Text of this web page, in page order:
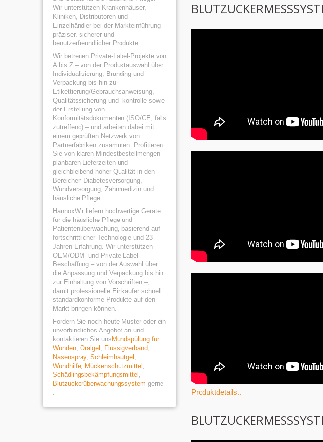
Wir unterstützen Krankenhäuser,
Kliniken, Distributoren und
Einzelhändler bei der Markteinführung
präziser, sicherer und
benutzerfreundlicher Produkte.
Wir betreuen Private-Label-Projekte von
A bis Z – von der Produktauswahl über
Individualisierung, Branding und
Verpackung bis hin zu
Etikettierung/Gebrauchsanweisung,
Qualitätssicherung und -kontrolle sowie
der Erstellung von
Konformitätsdokumenten (ISO/CE, falls
zutreffend) – und arbeiten dabei mit
einem geprüften Netzwerk von
Partnerfabriken zusammen. Profitieren
Sie von klaren Mindestbestellmengen,
planbaren Lieferzeiten und
gleichbleibend hoher Qualität in den
Bereichen Diabetesversorgung,
Wundversorgung, Zahnmedizin und
häusliche Pflege.
HannoxWir liefern hochwertige Geräte
für die häusliche Pflege und
Patientenüberwachung, basierend auf
fortschrittlicher Technologie und 23
Jahren Erfahrung. Wir unterstützen
OEM/ODM- und Private-Label-
Beschaffung – von der Auswahl über
die Anpassung und Verpackung bis hin
zur Einhaltung von Vorschriften –,
damit professionelle Einkäufer schnell
standardkonforme Produkte auf den
Markt bringen können.
Fordern Sie noch heute Muster oder ein
unverbindliches Angebot an und
kontaktieren Sie uns Mundspülung für
Wunden, Oralgel , Flüssigverband,
Nasenspray, Schleimhautgel ,
Wundhilfe, Mückenschutzmittel ,
Schädlingsbekämpfungsmittel ,
Blutzuckerüberwachungssystem gerne
.
Produktdetails...